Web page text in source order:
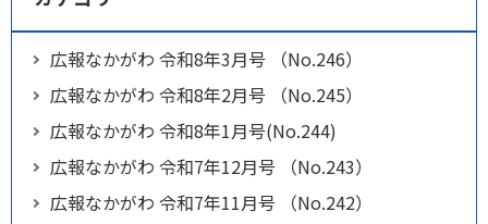
広報なかがわ 令和8年3月号 （No.246）
広報なかがわ 令和8年2月号 （No.245）
広報なかがわ 令和8年1月号(No.244)
広報なかがわ 令和7年12月号 （No.243）
広報なかがわ 令和7年11月号 （No.242）